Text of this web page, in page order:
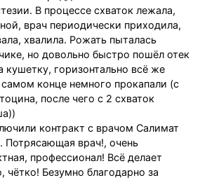
В процессе схваток лежала,
врач периодически приходила,
хвалила. Рожать пыталась
но довольно быстро пошёл отек
кушетку, горизонтально всё же
конце немного прокапали (с
после чего с 2 схваток
контракт с врачом Салимат
Потрясающая врач!, очень
профессионал! Всё делает
чётко! Безумно благодарно за